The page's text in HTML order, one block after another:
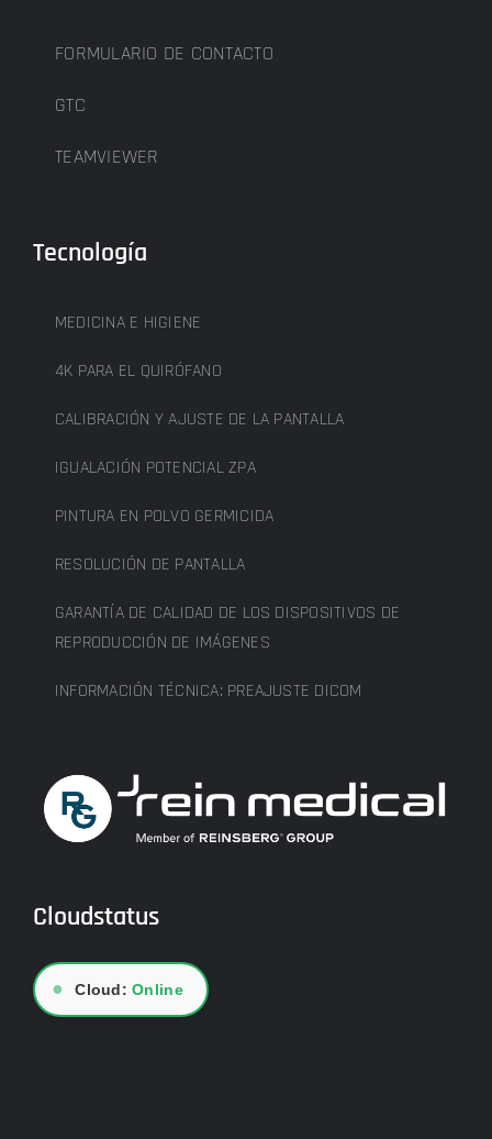
FORMULARIO DE CONTACTO
GTC
TEAMVIEWER
Tecnología
MEDICINA E HIGIENE
4K PARA EL QUIRÓFANO
CALIBRACIÓN Y AJUSTE DE LA PANTALLA
IGUALACIÓN POTENCIAL ZPA
PINTURA EN POLVO GERMICIDA
RESOLUCIÓN DE PANTALLA
GARANTÍA DE CALIDAD DE LOS DISPOSITIVOS DE
REPRODUCCIÓN DE IMÁGENES
INFORMACIÓN TÉCNICA: PREAJUSTE DICOM
Cloudstatus
● Cloud:Online